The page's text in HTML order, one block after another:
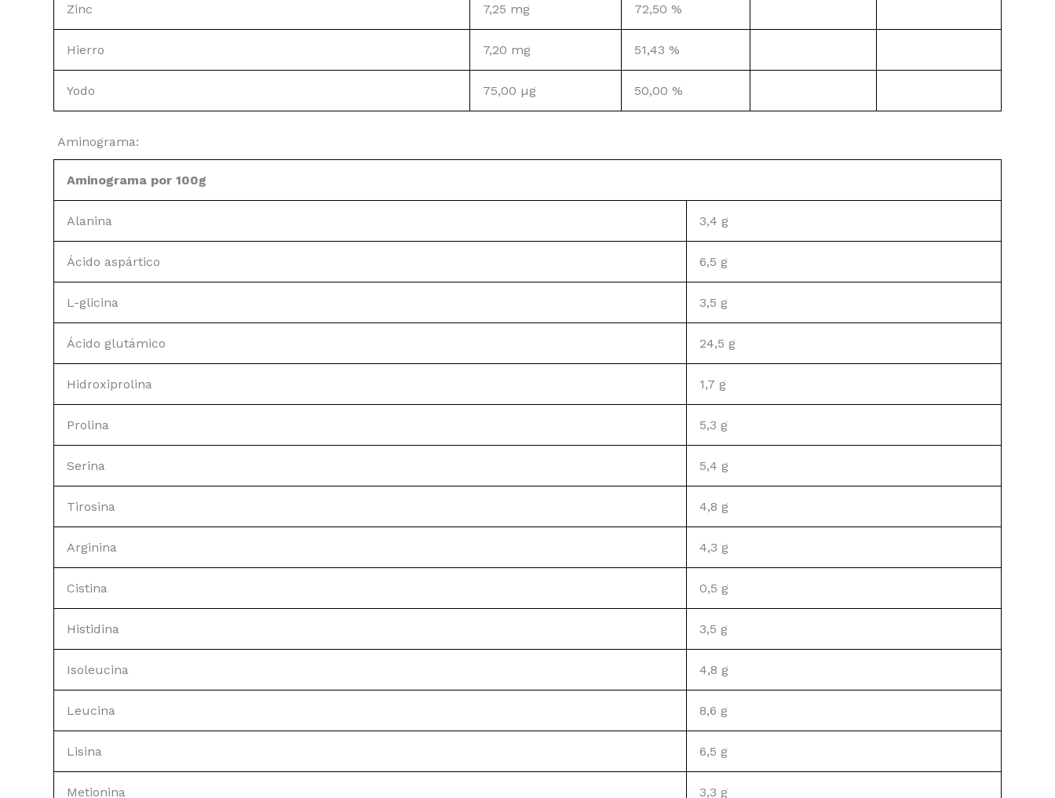
Zinc 7,25 mg 72,50 %
Hierro 7,20 mg 51,43 %
Yodo 75,00 µg 50,00 %
Aminograma:
Aminograma por 100g
Alanina 3,4 g
Ácido aspártico 6,5 g
L-glicina 3,5 g
Ácido glutámico 24,5 g
Hidroxiprolina 1,7 g
Prolina 5,3 g
Serina 5,4 g
Tirosina 4,8 g
Arginina 4,3 g
Cistina 0,5 g
Histidina 3,5 g
Isoleucina 4,8 g
Leucina 8,6 g
Lisina 6,5 g
Metionina 3,3 g